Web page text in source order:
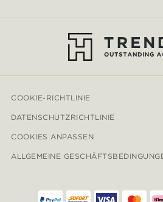
COOKIE-RICHTLINIE
DATENSCHUTZRICHTLINIE
COOKIES ANPASSEN
ALLGEMEINE